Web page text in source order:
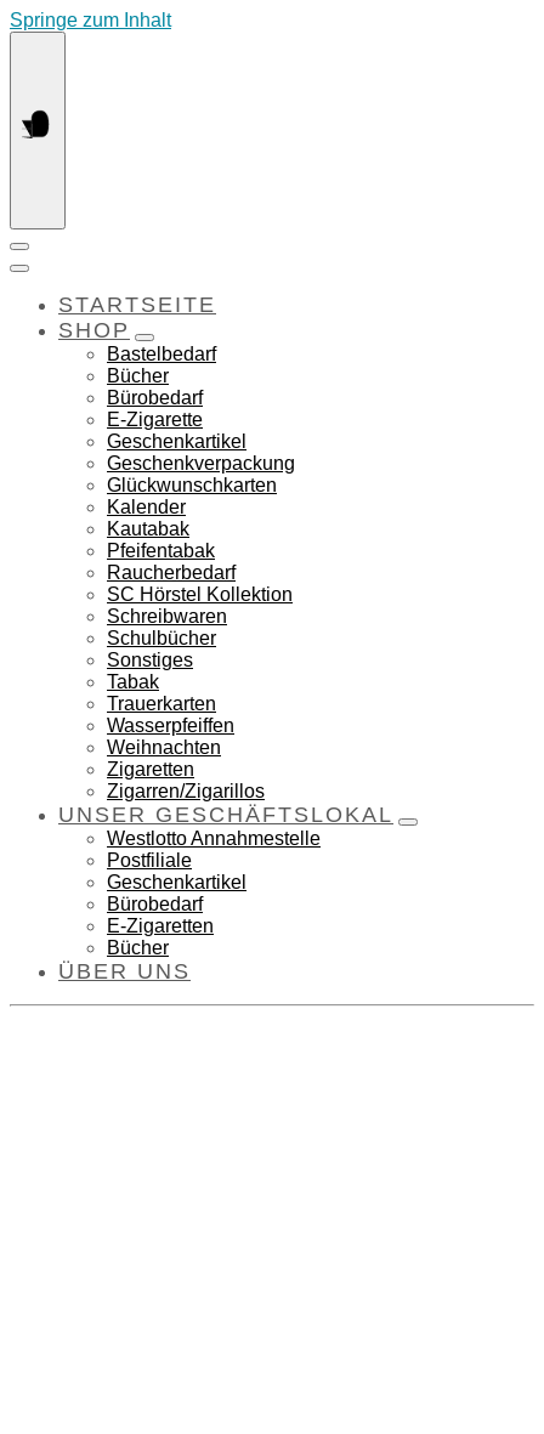
Springe zum Inhalt
STARTSEITE
SHOP
Bastelbedarf
Bücher
Bürobedarf
E-Zigarette
Geschenkartikel
Geschenkverpackung
Glückwunschkarten
Kalender
Kautabak
Pfeifentabak
Raucherbedarf
SC Hörstel Kollektion
Schreibwaren
Schulbücher
Sonstiges
Tabak
Trauerkarten
Wasserpfeiffen
Weihnachten
Zigaretten
Zigarren/Zigarillos
UNSER GESCHÄFTSLOKAL
Westlotto Annahmestelle
Postfiliale
Geschenkartikel
Bürobedarf
E-Zigaretten
Bücher
ÜBER UNS